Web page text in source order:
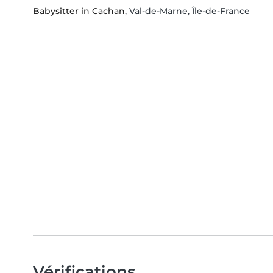
Babysitter in Cachan, Val-de-Marne, Île-de-France